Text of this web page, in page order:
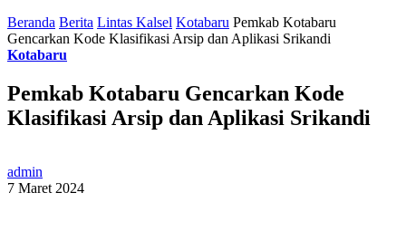
Beranda Berita Lintas Kalsel Kotabaru Pemkab Kotabaru
Gencarkan Kode Klasifikasi Arsip dan Aplikasi Srikandi
Kotabaru
Pemkab Kotabaru Gencarkan Kode
Klasifikasi Arsip dan Aplikasi Srikandi
admin
7 Maret 2024